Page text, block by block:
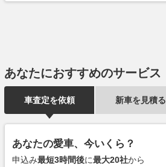
あなたにおすすめのサービス
車査定を依頼 新車を見積る
あなたの愛車、今いくら？
申込み最短3時間後に最大20社から